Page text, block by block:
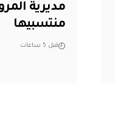
مديرية
منتسبيها
قبل 5 ساعات